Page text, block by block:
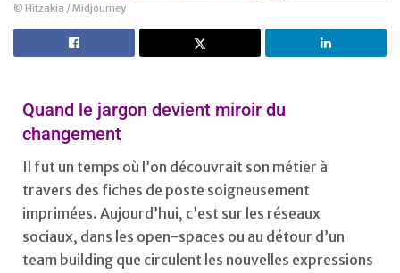
© Hitzakia / Midjourney
Quand le jargon devient miroir du
changement
Il fut un temps où l’on découvrait son métier à
travers des fiches de poste soigneusement
imprimées. Aujourd’hui, c’est sur les réseaux
sociaux, dans les open-spaces ou au détour d’un
team building que circulent les nouvelles expressions